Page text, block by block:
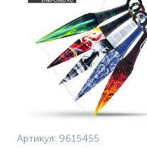
Артикул: 9615455